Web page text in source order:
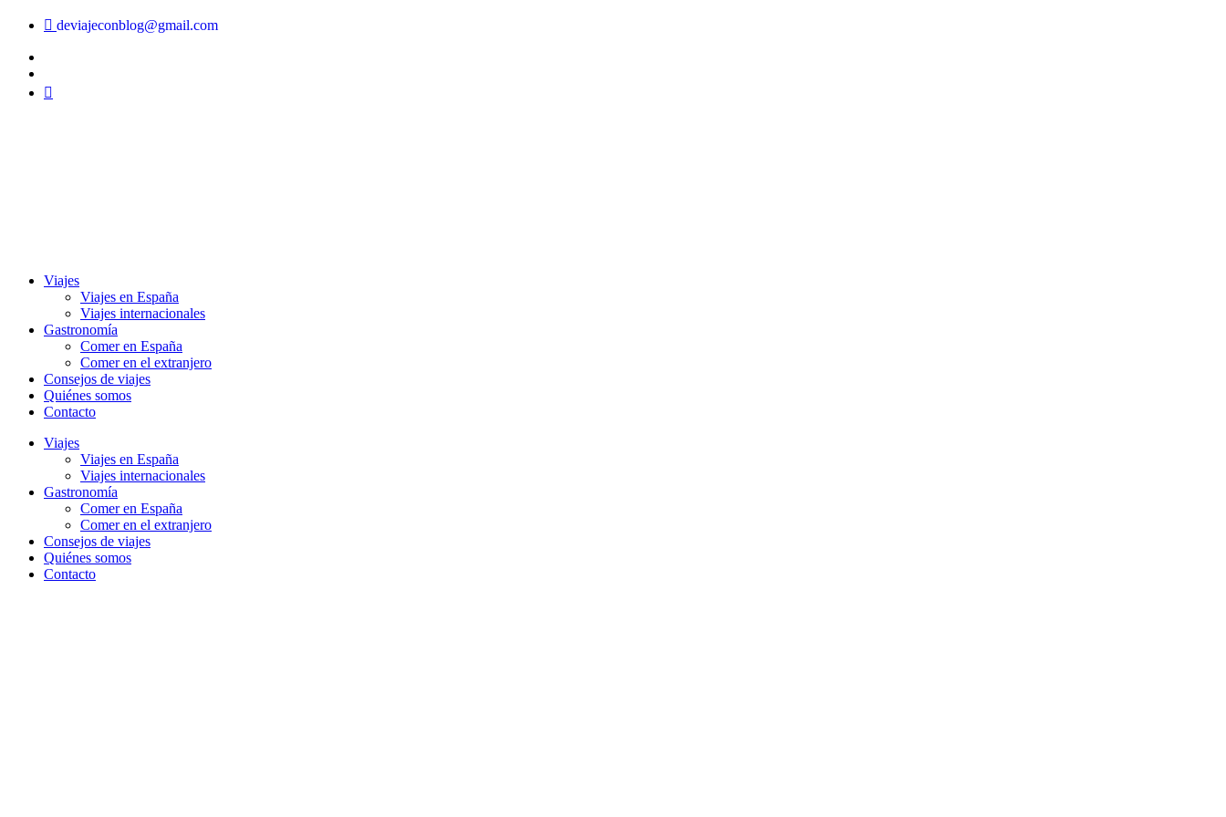
contenido
deviajeconblog@gmail.com
Viajes
Viajes en España
Viajes internacionales
Gastronomía
Comer en España
Comer en el extranjero
Consejos de viajes
Quiénes somos
Contacto
Viajes
Viajes en España
Viajes internacionales
Gastronomía
Comer en España
Comer en el extranjero
Consejos de viajes
Quiénes somos
Contacto